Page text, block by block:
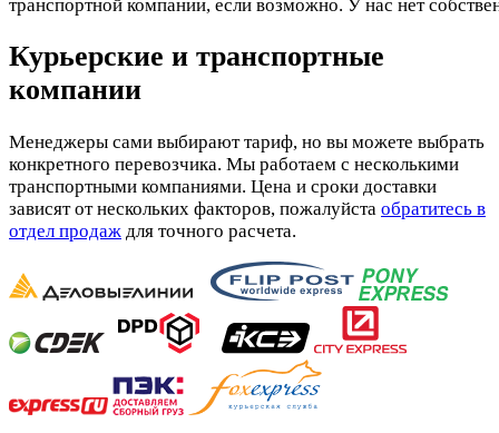
транспортной компании, если возможно. У нас нет
Курьерские и транспортные
компании
Менеджеры сами выбирают тариф, но вы можете выбрать
конкретного перевозчика. Мы работаем с несколькими
транспортными компаниями. Цена и сроки доставки
зависят от нескольких факторов, пожалуйста обратитесь в
отдел продаж для точного расчета.